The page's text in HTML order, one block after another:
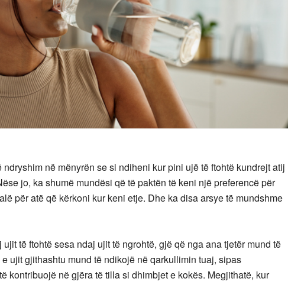
në mënyrën se si ndiheni kur pini ujë të ftohtë kundrejt atij
jo, ka shumë mundësi që të paktën të keni një preferencë për
për atë që kërkoni kur keni etje. Dhe ka disa arsye të mundshme
të ftohtë sesa ndaj ujit të ngrohtë, gjë që nga ana tjetër mund të
ujit gjithashtu mund të ndikojë në qarkullimin tuaj, sipas
kontribuojë në gjëra të tilla si dhimbjet e kokës. Megjithatë, kur